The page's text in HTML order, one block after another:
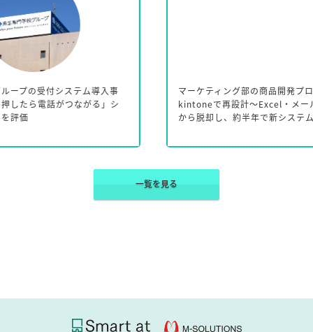
マーケティング部の商品開発プロセスを
kintoneで再設計～Excel・メール中心の管理
から脱却し、約半年で新システムを構築～
フ
わ
一覧を見る